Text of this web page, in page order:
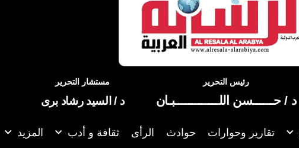
رئيس التحرير
د / حــــــسن اللـــــــــــــبـان
مستشار التحرير
د / السيد رشاد برى
تقارير وحوارات حوادث الرأى ثقافة و أدب المزيد